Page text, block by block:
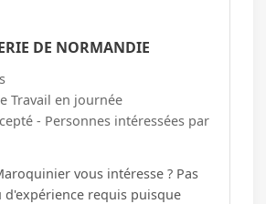
DE NORMANDIE
Travail en journée
- Personnes intéressées par
vous intéresse ? Pas
requis puisque